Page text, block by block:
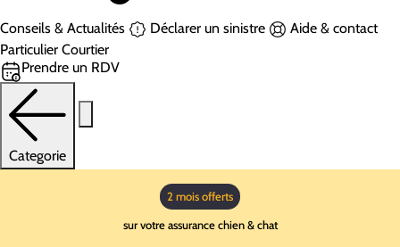
Conseils & Actualités Déclarer un sinistre
Aide & contact
Particulier Courtier
Prendre un RDV
Categorie
2 mois offerts
sur votre assurance chien & chat